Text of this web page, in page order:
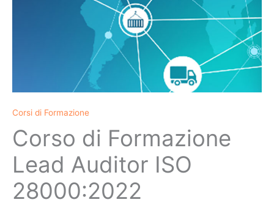
Corsi di Formazione
Corso di Formazione
Lead Auditor ISO
28000:2022